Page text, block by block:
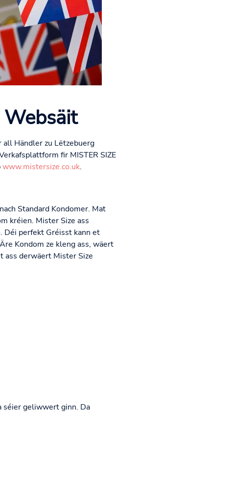
Websäit
all Händler zu Lëtzebuerg
fir MISTER SIZE
www.mistersize.co.uk.
Standard Kondomer. Mat
kréien. Mister Size ass
Déi perfekt Gréisst kann et
Kondom ze kleng ass, wäert
ass derwäert Mister Size
séier geliwwert ginn. Da